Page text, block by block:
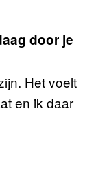
door je
Het voelt
en ik daar